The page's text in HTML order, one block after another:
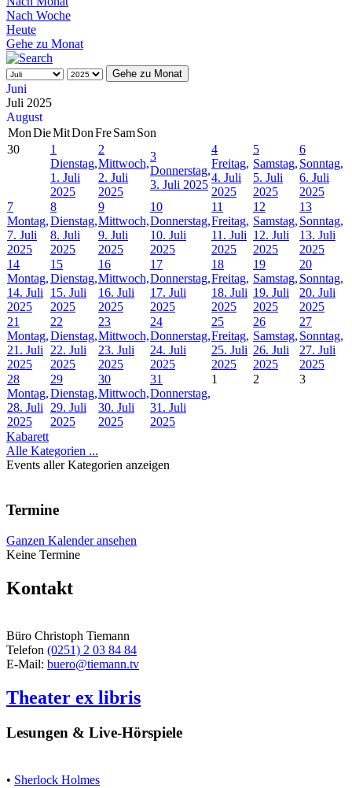
Nach Woche
Heute
Gehe zu Monat
Gehe zu Monat
Juni
Juli 2025
August
MonDieMitDonFreSamSon
30
1
Dienstag,
1. Juli
2025
2
Mittwoch,
2. Juli
2025
3
Donnerstag,
3. Juli 2025
4
Freitag,
4. Juli
2025
5
Samstag,
5. Juli
2025
6
Sonntag,
6. Juli
2025
7
Montag,
7. Juli
2025
8
Dienstag,
8. Juli
2025
9
Mittwoch,
9. Juli
2025
10
Donnerstag,
10. Juli
2025
11
Freitag,
11. Juli
2025
12
Samstag,
12. Juli
2025
13
Sonntag,
13. Juli
2025
14
Montag,
14. Juli
2025
15
Dienstag,
15. Juli
2025
16
Mittwoch,
16. Juli
2025
17
Donnerstag,
17. Juli
2025
18
Freitag,
18. Juli
2025
19
Samstag,
19. Juli
2025
20
Sonntag,
20. Juli
2025
21
Montag,
21. Juli
2025
22
Dienstag,
22. Juli
2025
23
Mittwoch,
23. Juli
2025
24
Donnerstag,
24. Juli
2025
25
Freitag,
25. Juli
2025
26
Samstag,
26. Juli
2025
27
Sonntag,
27. Juli
2025
28
Montag,
28. Juli
2025
29
Dienstag,
29. Juli
2025
30
Mittwoch,
30. Juli
2025
31
Donnerstag,
31. Juli
2025
1 2 3
Kabarett
Alle Kategorien ...
Events aller Kategorien anzeigen
Termine
Ganzen Kalender ansehen
Keine Termine
Kontakt
Büro Christoph Tiemann
Telefon (0251) 2 03 84 84
E-Mail: buero@tiemann.tv
Theater ex libris
Lesungen & Live-Hörspiele
• Sherlock Holmes